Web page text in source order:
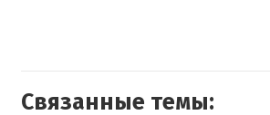
Связанные темы: